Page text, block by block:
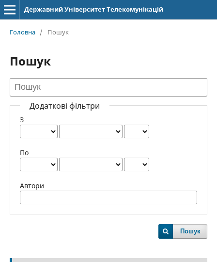
Державний Університет Телекомунікацій
Головна / Пошук
Пошук
Додаткові фільтри
З
По
Автори
Пошук